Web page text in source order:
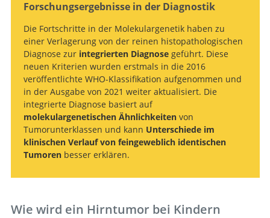
Forschungsergebnisse in der Diagnostik
Die Fortschritte in der Molekulargenetik haben zu
einer Verlagerung von der reinen histopathologischen
Diagnose zur integrierten Diagnosegeführt. Diese
neuen Kriterien wurden erstmals in die 2016
veröffentlichte WHO-Klassifikation aufgenommen und
in der Ausgabe von 2021 weiter aktualisiert. Die
integrierte Diagnose basiert auf
molekulargenetischen Ähnlichkeitenvon
Tumorunterklassen und kann Unterschiede im
klinischen Verlauf von feingeweblich identischen
Tumorenbesser erklären.
Wie wird ein Hirntumor bei Kindern
Suche